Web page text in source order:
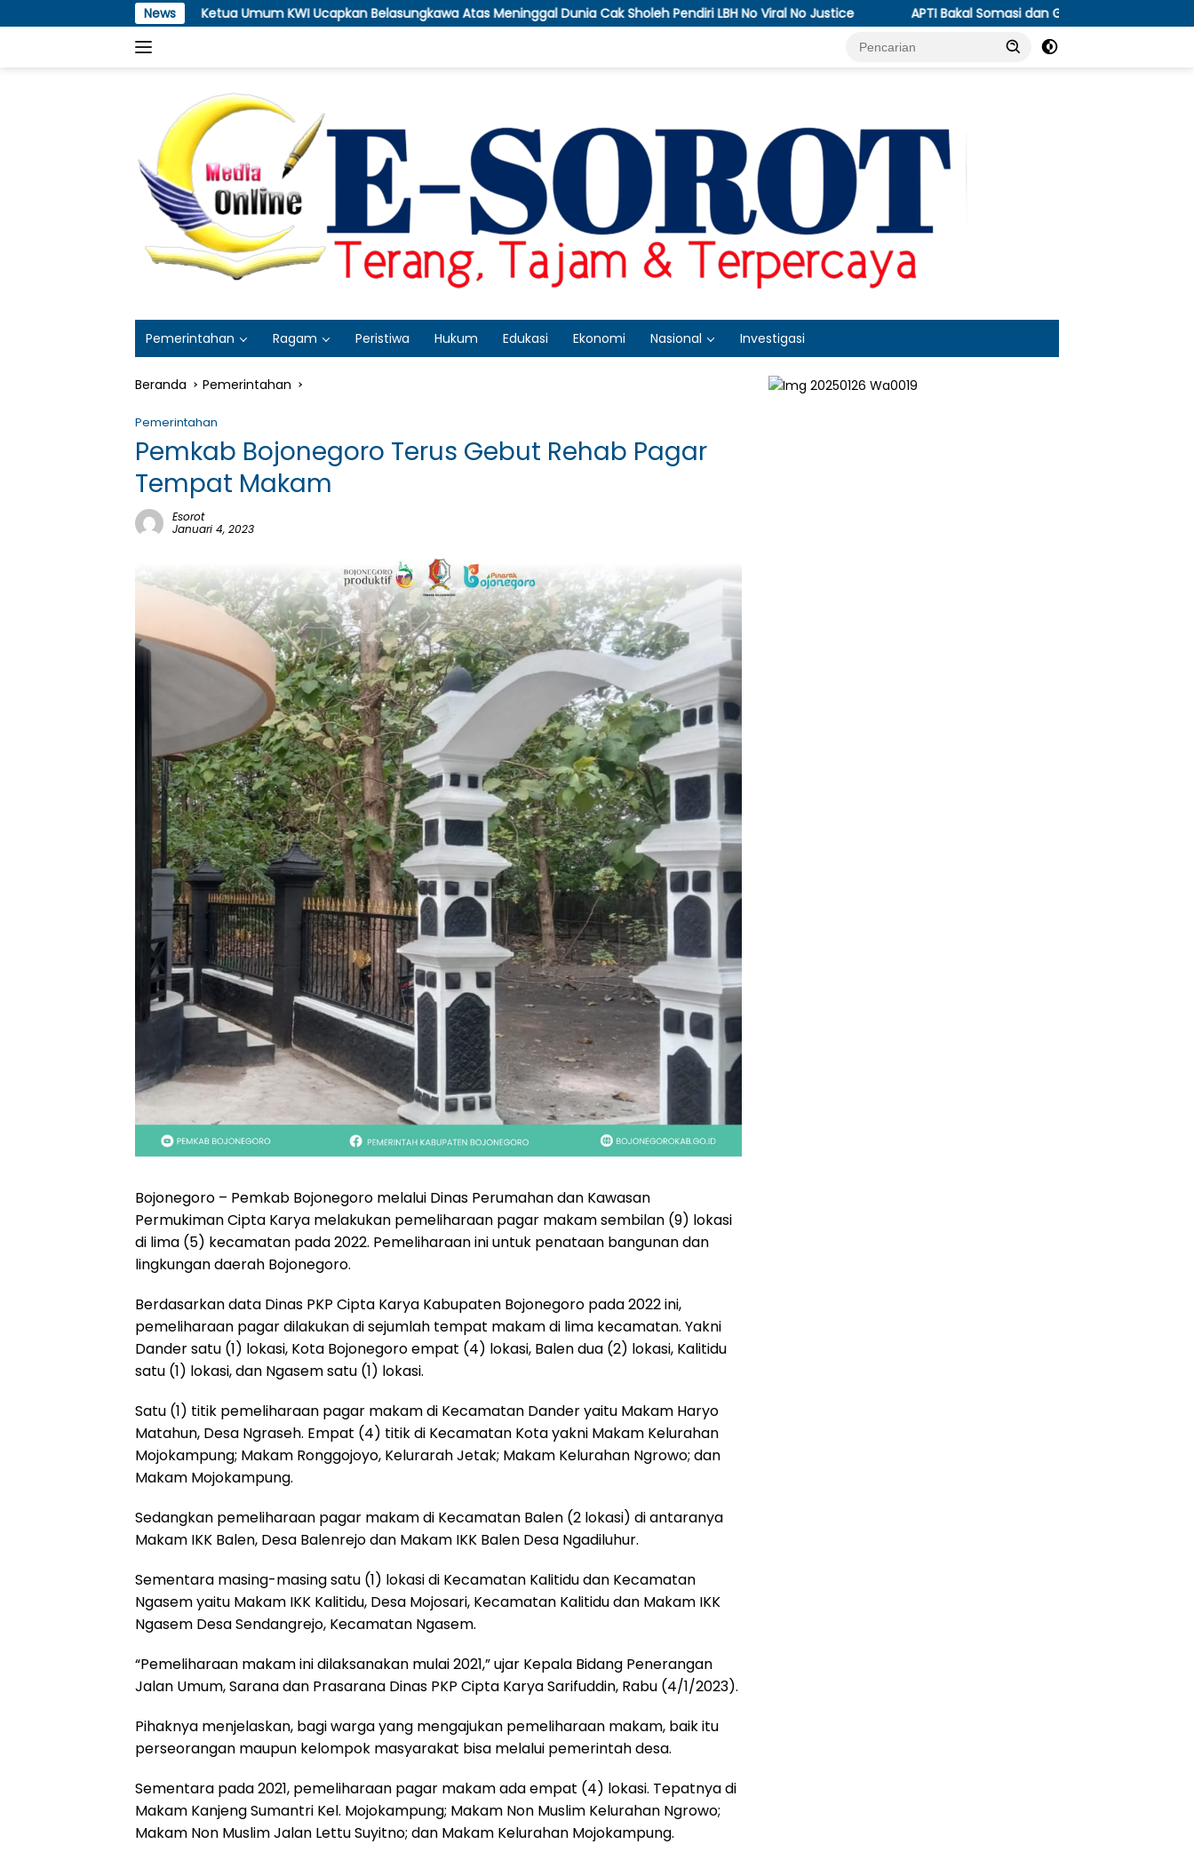
ke
News
Ketua Umum KWI Ucapkan Belasungkawa Atas Meninggal Dunia Cak Sholeh Pendiri LBH No Viral No Justice APTI Bakal Somasi dan Gugat KPPU, Soroti Anjloknya Harga
Pemerintahan Ragam Peristiwa Hukum Edukasi Ekonomi Nasional Investigasi
Beranda Pemerintahan
Pemerintahan
Pemkab Bojonegoro Terus Gebut Rehab Pagar
Tempat Makam
Esorot
Januari 4, 2023
Bojonegoro – Pemkab Bojonegoro melalui Dinas Perumahan dan Kawasan
Permukiman Cipta Karya melakukan pemeliharaan pagar makam sembilan (9) lokasi
di lima (5) kecamatan pada 2022. Pemeliharaan ini untuk penataan bangunan dan
lingkungan daerah Bojonegoro.
Berdasarkan data Dinas PKP Cipta Karya Kabupaten Bojonegoro pada 2022 ini,
pemeliharaan pagar dilakukan di sejumlah tempat makam di lima kecamatan. Yakni
Dander satu (1) lokasi, Kota Bojonegoro empat (4) lokasi, Balen dua (2) lokasi, Kalitidu
satu (1) lokasi, dan Ngasem satu (1) lokasi.
Satu (1) titik pemeliharaan pagar makam di Kecamatan Dander yaitu Makam Haryo
Matahun, Desa Ngraseh. Empat (4) titik di Kecamatan Kota yakni Makam Kelurahan
Mojokampung; Makam Ronggojoyo, Kelurarah Jetak; Makam Kelurahan Ngrowo; dan
Makam Mojokampung.
Sedangkan pemeliharaan pagar makam di Kecamatan Balen (2 lokasi) di antaranya
Makam IKK Balen, Desa Balenrejo dan Makam IKK Balen Desa Ngadiluhur.
Sementara masing-masing satu (1) lokasi di Kecamatan Kalitidu dan Kecamatan
Ngasem yaitu Makam IKK Kalitidu, Desa Mojosari, Kecamatan Kalitidu dan Makam IKK
Ngasem Desa Sendangrejo, Kecamatan Ngasem.
“Pemeliharaan makam ini dilaksanakan mulai 2021,” ujar Kepala Bidang Penerangan
Jalan Umum, Sarana dan Prasarana Dinas PKP Cipta Karya Sarifuddin, Rabu (4/1/2023).
Pihaknya menjelaskan, bagi warga yang mengajukan pemeliharaan makam, baik itu
perseorangan maupun kelompok masyarakat bisa melalui pemerintah desa.
Sementara pada 2021, pemeliharaan pagar makam ada empat (4) lokasi. Tepatnya di
Makam Kanjeng Sumantri Kel. Mojokampung; Makam Non Muslim Kelurahan Ngrowo;
Makam Non Muslim Jalan Lettu Suyitno; dan Makam Kelurahan Mojokampung.